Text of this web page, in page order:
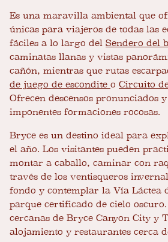
Es una maravilla ambiental que
únicas para viajeros de todas las
fáciles a lo largo del Sendero del
caminatas llanas y vistas
cañón, mientras que rutas
de juego de escondite o Circuito
Ofrecen descensos pronunciados
imponentes formaciones rocosas.
Bryce es un destino ideal para
el año. Los visitantes pueden
montar a caballo, caminar con
través de los ventisqueros
fondo y contemplar la Vía Láctea
parque certificado de cielo
cercanas de Bryce Canyon City y
alojamiento y restaurantes cerca